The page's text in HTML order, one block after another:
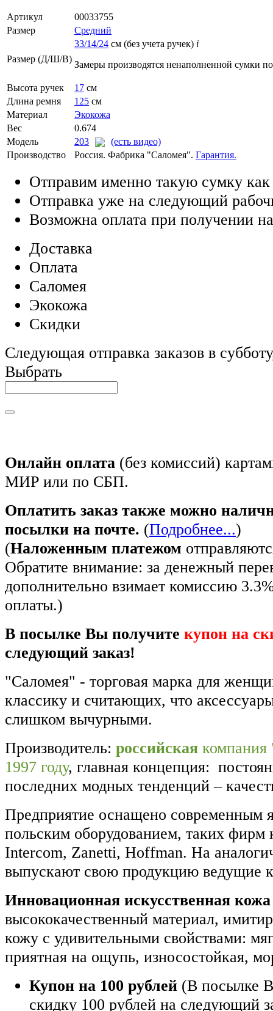
Артикул
00033755
Размер
Средний
Размер (Д/Ш/В)
33/14/24 см (без учета ручек) i
Замеры производятся ненаполненной сумки
Высота ручек 17 см
Длина ремня
125 см
Материал
Экокожа
Вес
0.674
Модель
203
(есть видео)
Производство
Россия. Фабрика "Саломея". Гарантия.
Отправим именно такую сумку
Отправка уже на следующий
Возможна оплата при получении
Доставка
Оплата
Саломея
Экокожа
Скидки
Следующая отправка заказов в
Выбрать
Онлайн оплата (без комиссий)
МИР или по СБП.
Оплатить заказ также можно
посылки на почте. (Подробнее...)
(Наложенным платежом
Обратите внимание: за денежный
дополнительно взимает комиссию
оплаты.)
В посылке Вы получите купон на
следующий заказ!
"Саломея" - торговая марка для
классику и считающих, что
слишком вычурными.
Производитель: российская
1997 году, главная концепция:
последних модных тенденций –
Предприятие оснащено современным
польским оборудованием, таких фирм
Intercom, Zanetti, Hoffman. На
выпускают свою продукцию ведущие
Инновационная искусственная
высококачественный материал,
кожу с удивительными свойствами:
приятная на ощупь, износостойкая,
Купон на 100 рублей (В посылке
скидку 100 рублей на следующий